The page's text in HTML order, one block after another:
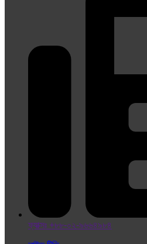
ফ্যাক্সঃ +৮৮-০২-৯৬৬৪৯৮৪